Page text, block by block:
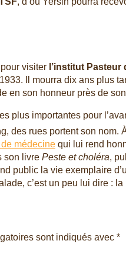
visiter l’institut Pasteur
Il mourra dix ans plus
en son honneur près de
plus importantes pour
des rues portent son nom.
de médecine qui lui rend
son livre Peste et choléra,
public la vie exemplaire
c’est un peu lui dire :
sont indiqués avec *